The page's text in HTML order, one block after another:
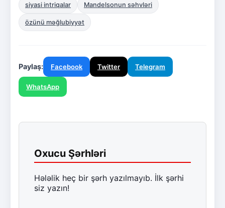
siyasi intriqalar Mandelsonun səhvləri
özünü məğlubiyyət
Paylaş: Facebook Twitter Telegram
WhatsApp
Oxucu Şərhləri
Hələlik heç bir şərh yazılmayıb. İlk şərhi
siz yazın!